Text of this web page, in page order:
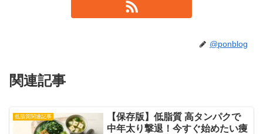
@ponblog
関連記事
低脂質関連記事
【保存版】低脂質 高タンパクで
中年太り撃退！今すぐ始めたい痩